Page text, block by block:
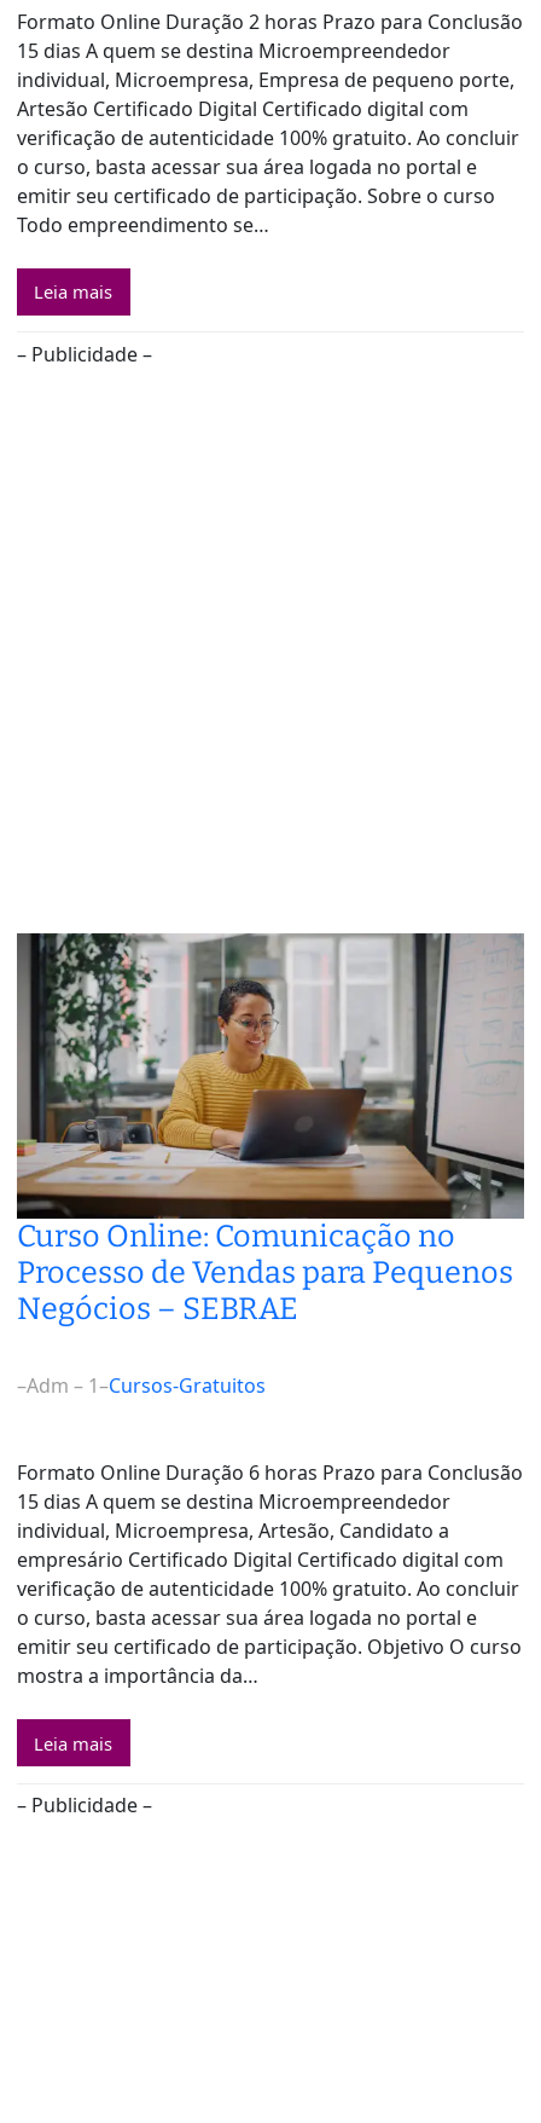
Formato Online Duração 2 horas Prazo para Conclusão
15 dias A quem se destina Microempreendedor
individual, Microempresa, Empresa de pequeno porte,
Artesão Certificado Digital Certificado digital com
verificação de autenticidade 100% gratuito. Ao concluir
o curso, basta acessar sua área logada no portal e
emitir seu certificado de participação. Sobre o curso
Todo empreendimento se…
Leia mais
– Publicidade –
Curso Online: Comunicação no
Processo de Vendas para Pequenos
Negócios – SEBRAE
–Adm – 1–Cursos-Gratuitos
Formato Online Duração 6 horas Prazo para Conclusão
15 dias A quem se destina Microempreendedor
individual, Microempresa, Artesão, Candidato a
empresário Certificado Digital Certificado digital com
verificação de autenticidade 100% gratuito. Ao concluir
o curso, basta acessar sua área logada no portal e
emitir seu certificado de participação. Objetivo O curso
mostra a importância da…
Leia mais
– Publicidade –